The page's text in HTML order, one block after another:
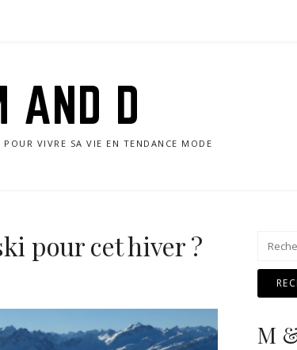
AND D
VIVRE SA VIE EN TENDANCE MODE
pour cet hiver ?
M